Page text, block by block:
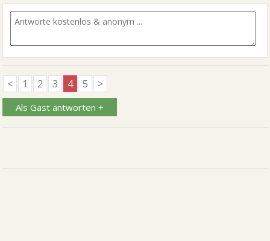
< 1 2 3 4 5 >
Als Gast antworten +